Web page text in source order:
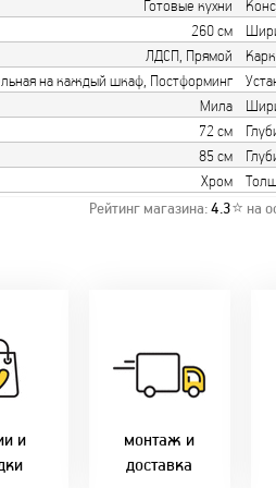
Готовые кухни
260 см
ЛДСП, Прямой
на каждый шкаф, Постформинг
Мила
72 см
85 см
Хром
Рейтинг магазина:4.3⭐ на
и
- 2%
-
монтаж и
доставка
Качественный
монтаж дверей,
окон и мебели.
В удобное для Вас